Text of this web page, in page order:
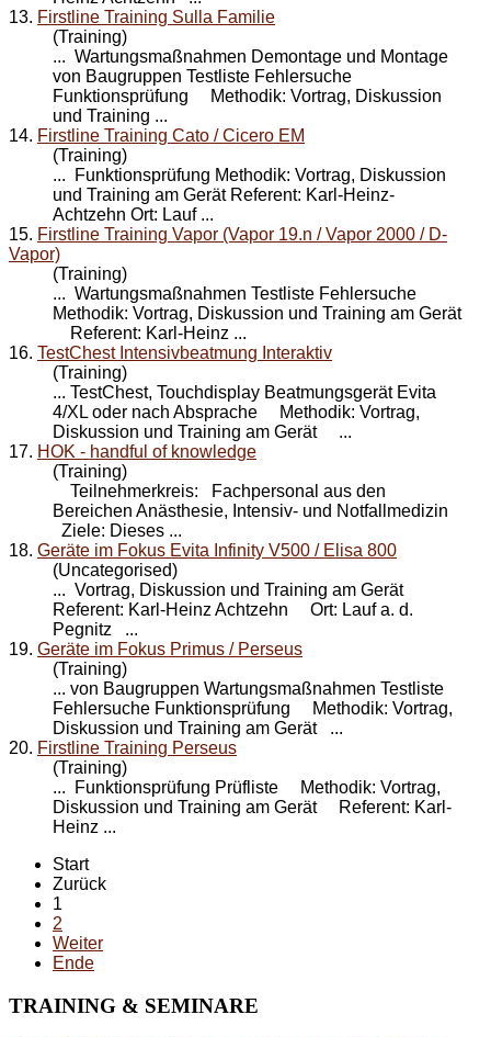
13. Firstline Training Sulla Familie
(Training)
... Wartungsmaßnahmen Demontage und Montage
von Baugruppen Testliste Fehlersuche
Funktionsprüfung Methodik: Vortrag, Diskussion
und Training ...
14. Firstline Training Cato / Cicero EM
(Training)
... Funktionsprüfung Methodik: Vortrag, Diskussion
und Training am Gerät Referent: Karl-Heinz-
Achtzehn Ort: Lauf ...
15. Firstline Training Vapor (Vapor 19.n / Vapor 2000 / D-
Vapor)
(Training)
... Wartungsmaßnahmen Testliste Fehlersuche
Methodik: Vortrag, Diskussion und Training am Gerät
Referent: Karl-Heinz ...
16. TestChest Intensivbeatmung Interaktiv
(Training)
... TestChest, Touchdisplay Beatmungsgerät Evita
4/XL oder nach Absprache Methodik: Vortrag,
Diskussion und Training am Gerät ...
17. HOK - handful of knowledge
(Training)
Teilnehmerkreis: Fachpersonal aus den
Bereichen Anästhesie, Intensiv- und Notfallmedizin
Ziele: Dieses ...
18. Geräte im Fokus Evita Infinity V500 / Elisa 800
(Uncategorised)
... Vortrag, Diskussion und Training am Gerät
Referent: Karl-Heinz Achtzehn Ort: Lauf a. d.
Pegnitz ...
19. Geräte im Fokus Primus / Perseus
(Training)
... von Baugruppen Wartungsmaßnahmen Testliste
Fehlersuche Funktionsprüfung Methodik: Vortrag,
Diskussion und Training am Gerät ...
20. Firstline Training Perseus
(Training)
... Funktionsprüfung Prüfliste Methodik: Vortrag,
Diskussion und Training am Gerät Referent: Karl-
Heinz ...
Start
Zurück
1
2
Weiter
Ende
TRAINING & SEMINARE